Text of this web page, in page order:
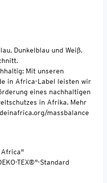
Dunkelblau und Weiß.
Mit unseren
in Africa-Label leisten wir
eines nachhaltigen
in Afrika. Mehr
massbalance
Africa"
TEX®"-Standard